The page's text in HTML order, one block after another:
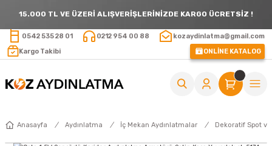
15.000 TL VE ÜZERİ ALIŞVERİŞLERİNİZDE KARGO ÜCRETSİZ !
0542 535 28 01 0212 954 00 88
kozaydinlatma@gmail.com
Kargo Takibi
ONLİNE KATALOG
Anasayfa Aydınlatma İç Mekan Aydınlatmalar Dekoratif Spot